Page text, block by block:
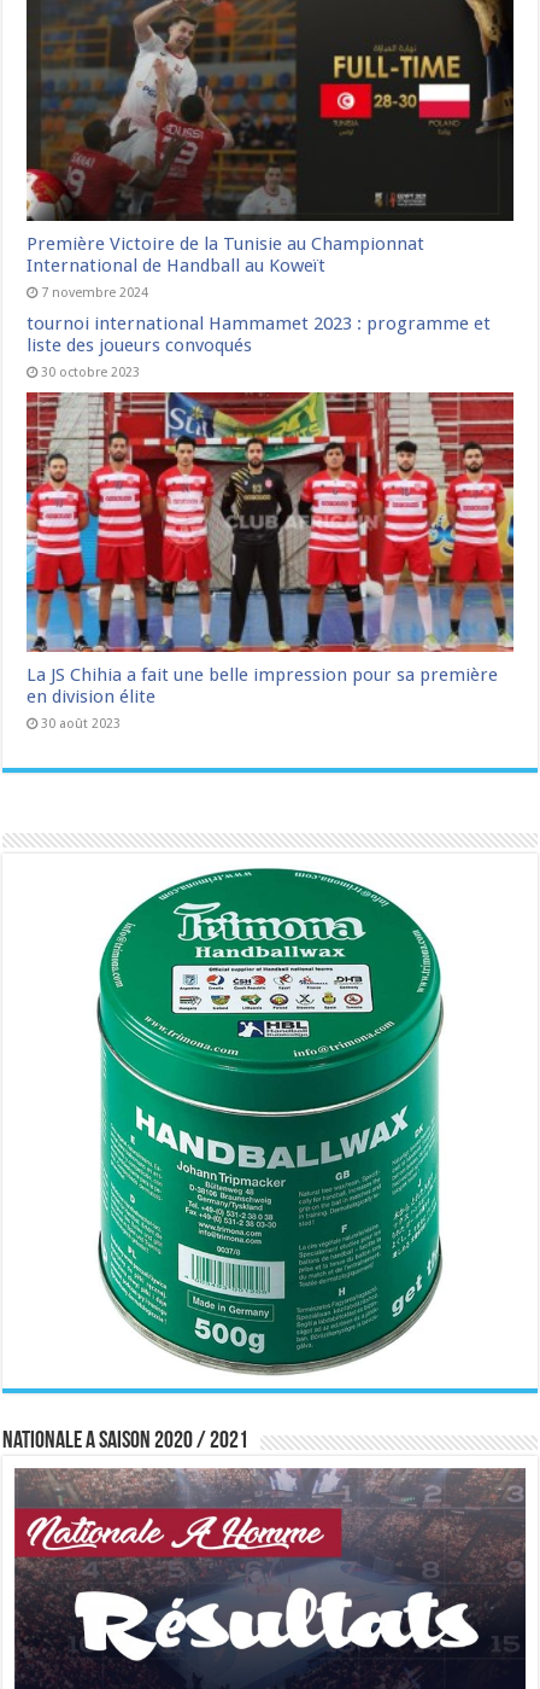
Première Victoire de la Tunisie au Championnat
International de Handball au Koweït
7 novembre 2024
tournoi international Hammamet 2023 : programme et
liste des joueurs convoqués
30 octobre 2023
La JS Chihia a fait une belle impression pour sa première
en division élite
30 août 2023
Nationale A saison 2020 / 2021